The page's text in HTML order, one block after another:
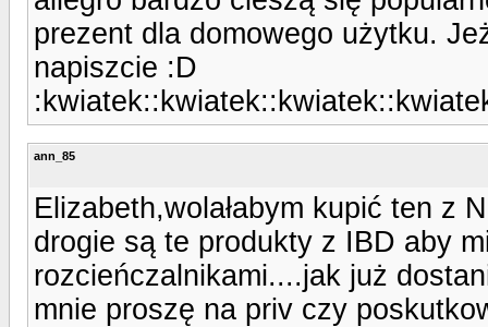
prezent dla domowego użytku.
napiszcie :D
ann_85
Elizabeth,wolałabym kupić ten z
drogie są te produkty z IBD aby
rozcieńczalnikami....jak już
mnie proszę na priv czy